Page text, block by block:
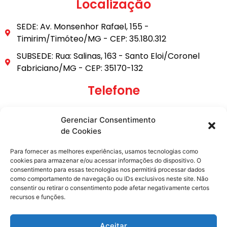
Gerenciar Consentimento
de Cookies
Para fornecer as melhores experiências, usamos tecnologias como
cookies para armazenar e/ou acessar informações do dispositivo. O
consentimento para essas tecnologias nos permitirá processar dados
como comportamento de navegação ou IDs exclusivos neste site. Não
consentir ou retirar o consentimento pode afetar negativamente certos
recursos e funções.
Localização
SEDE: Av. Monsenhor Rafael, 155 -
Timirim/Timóteo/MG - CEP: 35.180.312
SUBSEDE: Rua: Salinas, 163 - Santo Eloi/Coronel
Fabriciano/MG - CEP: 35170-132
Telefone
(31) 99795-6921
E-mail
secretaria@metasita.org.br